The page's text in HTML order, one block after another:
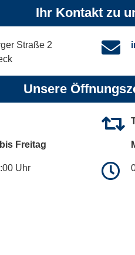
Ihr Kontakt zu
Straße 2
Unsere
Freitag
Uhr